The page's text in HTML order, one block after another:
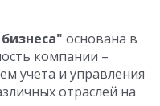
основана в
компании –
учета и управления
отраслей на